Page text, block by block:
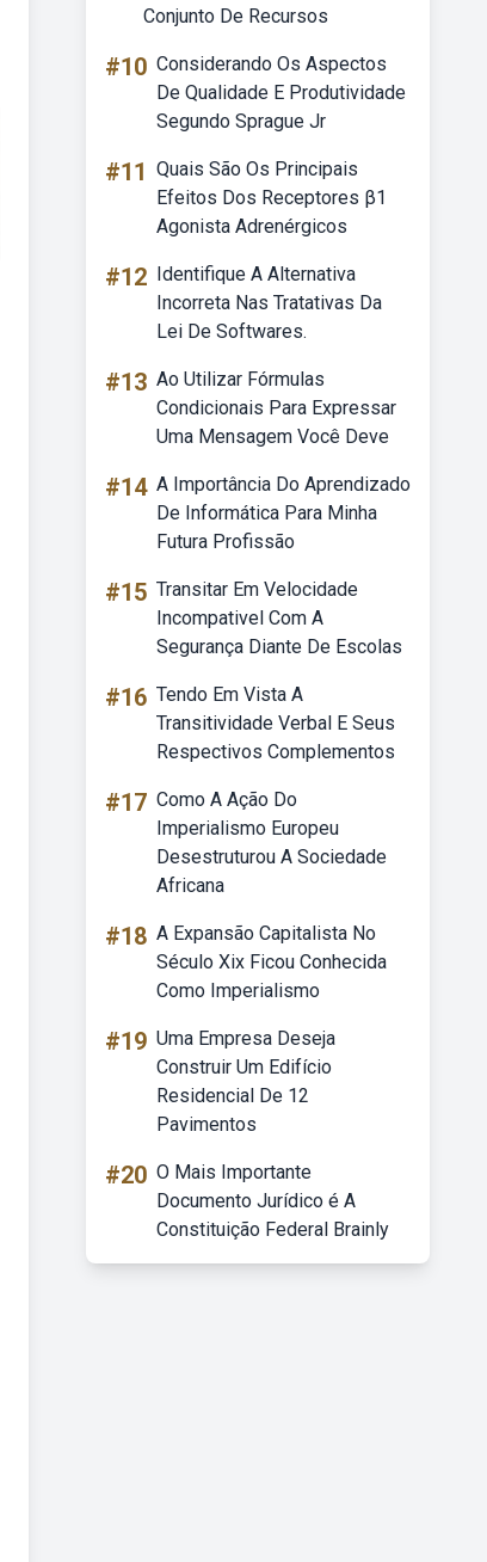
Conjunto De Recursos
#10 Considerando Os Aspectos
De Qualidade E Produtividade
Segundo Sprague Jr
#11 Quais São Os Principais
Efeitos Dos Receptores β1
Agonista Adrenérgicos
#12 Identifique A Alternativa
Incorreta Nas Tratativas Da
Lei De Softwares.
#13 Ao Utilizar Fórmulas
Condicionais Para Expressar
Uma Mensagem Você Deve
#14 A Importância Do Aprendizado
De Informática Para Minha
Futura Profissão
#15 Transitar Em Velocidade
Incompativel Com A
Segurança Diante De Escolas
#16 Tendo Em Vista A
Transitividade Verbal E Seus
Respectivos Complementos
#17 Como A Ação Do
Imperialismo Europeu
Desestruturou A Sociedade
Africana
#18 A Expansão Capitalista No
Século Xix Ficou Conhecida
Como Imperialismo
#19 Uma Empresa Deseja
Construir Um Edifício
Residencial De 12
Pavimentos
#20 O Mais Importante
Documento Jurídico é A
Constituição Federal Brainly